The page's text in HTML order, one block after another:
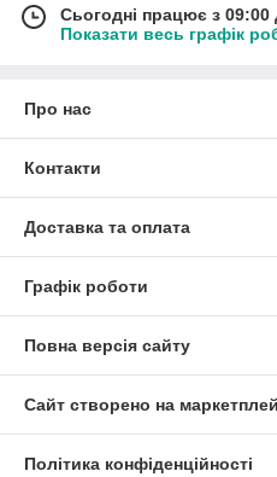
Сьогодні працює з 09:00
Показати весь графік
Про нас
Контакти
Доставка та оплата
Графік роботи
Повна версія сайту
Сайт створено на
Політика конфіденційності